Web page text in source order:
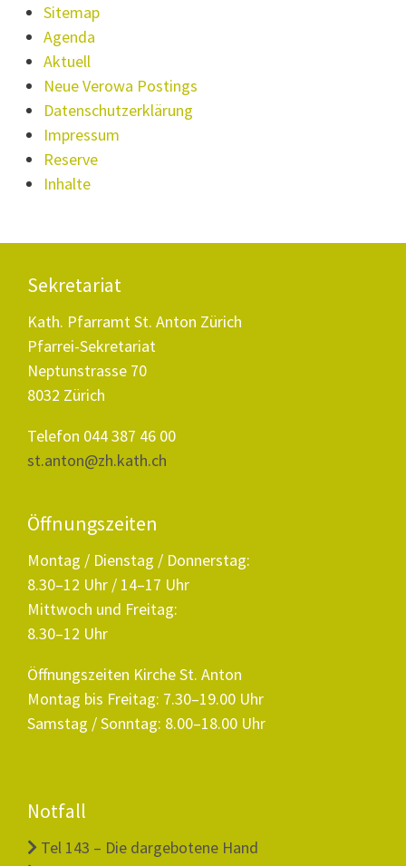
Sitemap
Agenda
Aktuell
Neue Verowa Postings
Datenschutzerklärung
Impressum
Reserve
Inhalte
Sekretariat
Kath. Pfarramt St. Anton Zürich
Pfarrei-Sekretariat
Neptunstrasse 70
8032 Zürich
Telefon 044 387 46 00
st.anton@zh.kath.ch
Öffnungszeiten
Montag / Dienstag / Donnerstag:
8.30–12 Uhr / 14–17 Uhr
Mittwoch und Freitag:
8.30–12 Uhr
Öffnungszeiten Kirche St. Anton
Montag bis Freitag: 7.30–19.00 Uhr
Samstag / Sonntag: 8.00–18.00 Uhr
Notfall
Tel 143 – Die dargebotene Hand